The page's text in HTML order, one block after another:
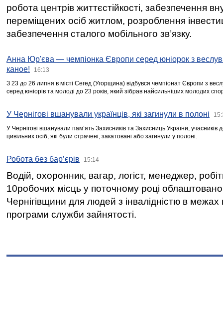
робота центрів життєстійкості, забезпечення
переміщених осіб житлом, розроблення
забезпечення сталого мобільного зв’язку.
Анна Юр'єва — чемпіонка Європи серед юніорок з
каное!
16:13
З 23 до 26 липня в місті Сегед (Угорщина) відбувся чемпіонат Європи з
серед юніорів та молоді до 23 років, який зібрав найсильніших молодих
У Чернігові вшанували українців, які загинули в полоні
У Чернігові вшанували пам’ять Захисників та Захисниць України,
цивільних осіб, які були страчені, закатовані або загинули у полоні.
Робота без бар’єрів 15:14
Водій, охоронник, вагар, логіст, менеджер,
10робочих місць у поточному році
Чернігівщини для людей з інвалідністю в межах
програми служби зайнятості.